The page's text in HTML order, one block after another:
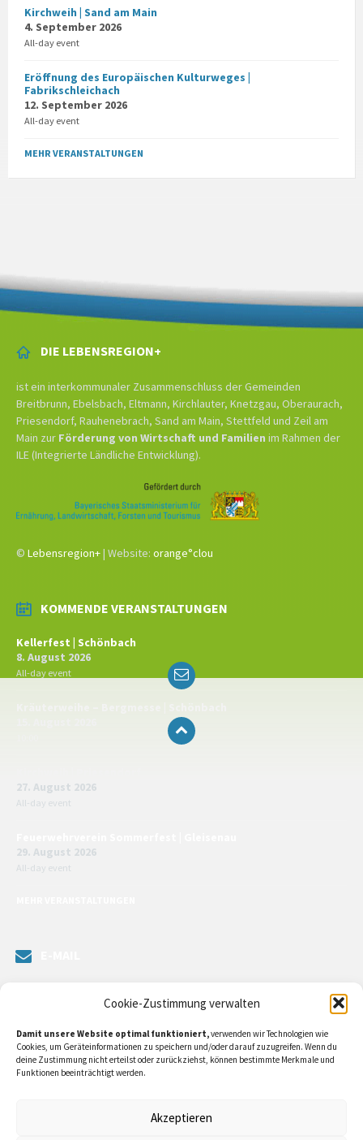
Cookie-Zustimmung verwalten
Damit unsere Website optimal funktioniert,verwenden wir Technologien wie
Cookies, um Geräteinformationen zu speichern und/oder darauf zuzugreifen. Wenn du
deine Zustimmung nicht erteilst oder zurückziehst, können bestimmte Merkmale und
Funktionen beeinträchtigt werden.
Akzeptieren
Kirchweih | Sand am Main
4. September 2026
All-day event
Eröffnung des Europäischen Kulturweges |
Fabrikschleichach
12. September 2026
All-day event
MEHR VERANSTALTUNGEN
DIE LEBENSREGION+
ist ein interkommunaler Zusammenschluss der Gemeinden
Breitbrunn, Ebelsbach, Eltmann, Kirchlauter, Knetzgau, Oberaurach,
Priesendorf, Rauhenebrach, Sand am Main, Stettfeld und Zeil am
Main zur Förderung von Wirtschaft und Familien im Rahmen der
ILE (Integrierte Ländliche Entwicklung).
© Lebensregion+| Website: orange°clou
KOMMENDE VERANSTALTUNGEN
Kellerfest | Schönbach
8. August 2026
All-day event
27. August 2026
All-day event
29. August 2026
All-day event
kontaktieren oder direkt an unsere Bürgermeister/in schreiben.
Klicken Siehier…
Email